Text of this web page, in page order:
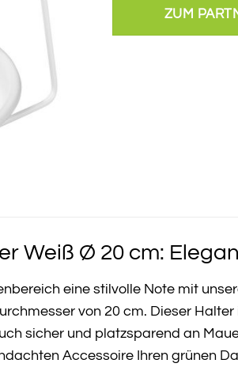
ZUM
Weiß Ø 20 cm:
eine stilvolle Note mit
von 20 cm. Dieser
sicher und platzsparend an
Accessoire Ihren grünen